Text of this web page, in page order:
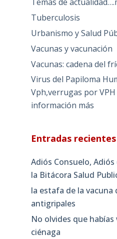
Tuberculosis
Urbanismo y Salud
Vacunas y vacunación
Vacunas: cadena del
Virus del Papiloma
Vph,verrugas por
información más
Entradas recientes
Adiós Consuelo,
la Bitácora Salud
la estafa de la vacuna
antigripales
No olvides que habías
ciénaga